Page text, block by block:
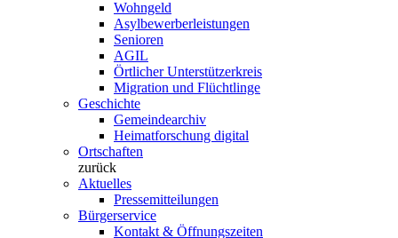
Wohngeld
Asylbewerberleistungen
Senioren
AGIL
Örtlicher Unterstützerkreis
Migration und Flüchtlinge
Geschichte
Gemeindearchiv
Heimatforschung digital
Ortschaften
zurück
Aktuelles
Pressemitteilungen
Bürgerservice
Kontakt & Öffnungszeiten